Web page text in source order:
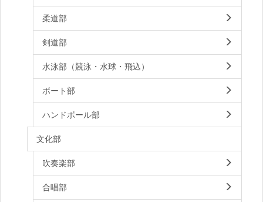
柔道部
剣道部
水泳部（競泳・水球・飛込）
ボート部
ハンドボール部
文化部
吹奏楽部
合唱部